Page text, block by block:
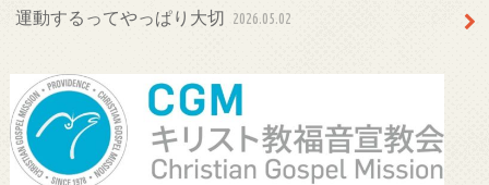
運動するってやっぱり大切 2026.05.02